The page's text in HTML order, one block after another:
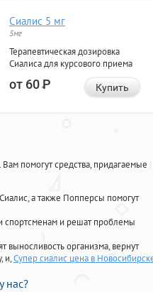
Сиалис 5 мг
5мг
Терапевтическая дозировка
Сиалиса для курсового приема
от 60Р Купить
помогут средства, придагаемые
а также Попперсы помогут
спортсменам и решат проблемы
выносливость организма, вернут
и,Супер сиалис цена в
нас?